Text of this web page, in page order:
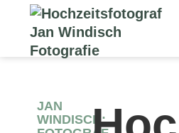
JAN
WINDISCH: